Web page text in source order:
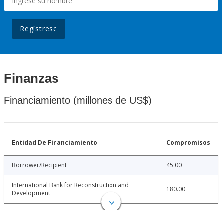
Regístrese
Finanzas
Financiamiento (millones de US$)
Entidad De Financiamiento Compromisos
Borrower/Recipient 45.00
International Bank for Reconstruction and
Development
180.00